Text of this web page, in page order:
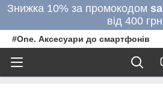
Знижка 10% за промокодом
від 400 грн
#One. Аксесуари до смартфонів